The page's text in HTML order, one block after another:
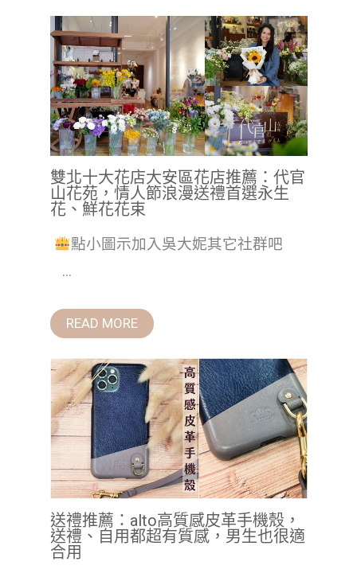
雙北十大花店大安區花店推薦：代官
山花苑，情人節浪漫送禮首選永生
花、鮮花花束
點小圖示加入吳大妮其它社群吧
...
READ MORE
送禮推薦：alto高質感皮革手機殼，
送禮、自用都超有質感，男生也很適
合用